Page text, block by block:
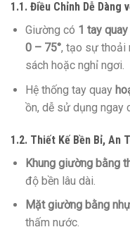
1.1. Điều Chỉnh Dễ Dàng
Giường có 1 tay quay
0 – 75°, tạo sự thoải
sách hoặc nghỉ ngơi.
Hệ thống tay quay
ồn, dễ sử dụng ngay
1.2. Thiết Kế Bền Bỉ, An
Khung giường bằng
độ bền lâu dài.
Mặt giường bằng
thấm nước.